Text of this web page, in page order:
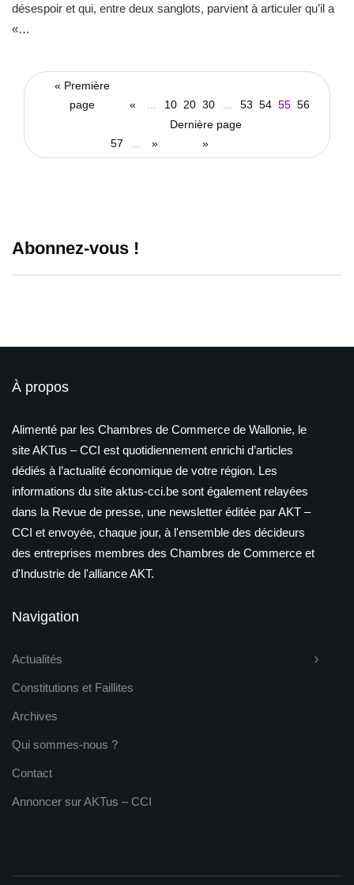
désespoir et qui, entre deux sanglots, parvient à articuler qu’il a
«…
« Première
page
« 10 20 30 53 54 55 56
57 »
Dernière page
»
Abonnez-vous !
À propos
Alimenté par les Chambres de Commerce de Wallonie, le
site AKTus – CCI est quotidiennement enrichi d’articles
dédiés à l’actualité économique de votre région. Les
informations du site aktus-cci.be sont également relayées
dans la Revue de presse, une newsletter éditée par AKT –
CCI et envoyée, chaque jour, à l'ensemble des décideurs
des entreprises membres des Chambres de Commerce et
d'Industrie de l'alliance AKT.
Navigation
Actualités
Constitutions et Faillites
Archives
Qui sommes-nous ?
Contact
Annoncer sur AKTus – CCI